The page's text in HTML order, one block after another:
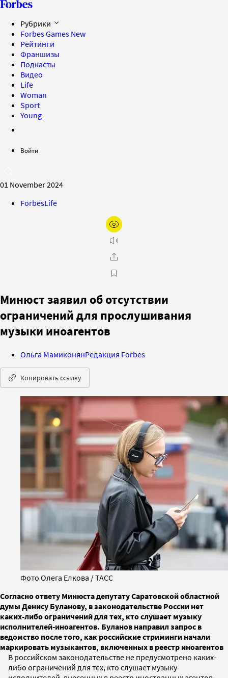
Рубрики
Forbes Games New
Рейтинги
Франшизы
Подкасты
Видео
Life
Woman
Sport
Young
Войти
01 November 2024
ForbesLife
Минюст заявил об отсутствии
ограничений для прослушивания
музыки иноагентов
Ольга МамиконянРедакция Forbes
Копировать ссылку
Фото Олега Елкова / ТАСС
Согласно ответу Минюста депутату Саратовской областной
думы Денису Буланову, в законодательстве России нет
каких-либо ограничений для тех, кто слушает музыку
исполнителей-иноагентов. Буланов направил запрос в
ведомство после того, как российские стриминги начали
маркировать музыкантов, включенных в реестр иноагентов
В российском законодательстве не предусмотрено каких-
либо ограничений для тех, кто слушает музыку